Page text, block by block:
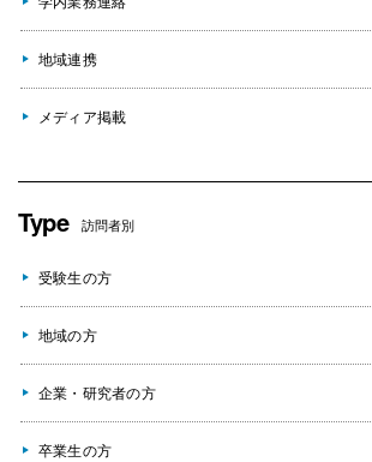
地域連携
メディア掲載
Type 訪問者別
受験生の方
地域の方
企業・研究者の方
卒業生の方